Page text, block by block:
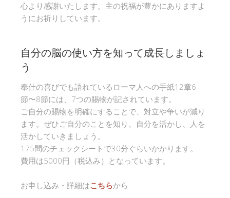
心より感謝いたします。主の祝福が豊かにありますよ
うにお祈りしています。
自分の脳の使い方を知って成長しましょ
う
奉仕の喜びでも語れているローマ人への手紙12章6
節〜8節には、7つの賜物が記されています。
ご自分の賜物を明確にすることで、対立や争いが減り
ます。ぜひご自分のことを知り、自分を活かし、人を
活かしていきましょう。
175問のチェックシートで30分ぐらいかかります。
費用は5000円（税込み）となっています。
お申し込み・詳細はこちらから